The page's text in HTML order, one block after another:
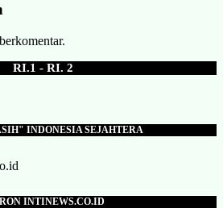
RI.1 - RI. 2
INDONESIA SEJAHTERA
INTINEWS.CO.ID